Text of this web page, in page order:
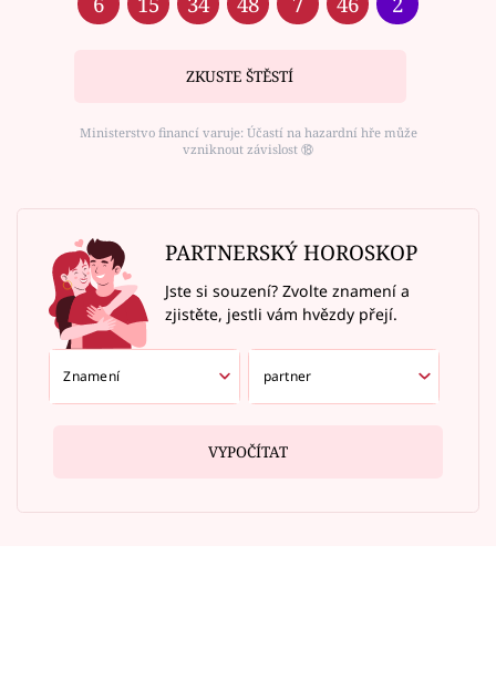
ZKUSTE ŠTĚSTÍ
Ministerstvo financí varuje: Účastí na hazardní hře může
vzniknout závislost ⑱
PARTNERSKÝ HOROSKOP
Jste si souzení? Zvolte znamení a
zjistěte, jestli vám hvězdy přejí.
VYPOČÍTAT